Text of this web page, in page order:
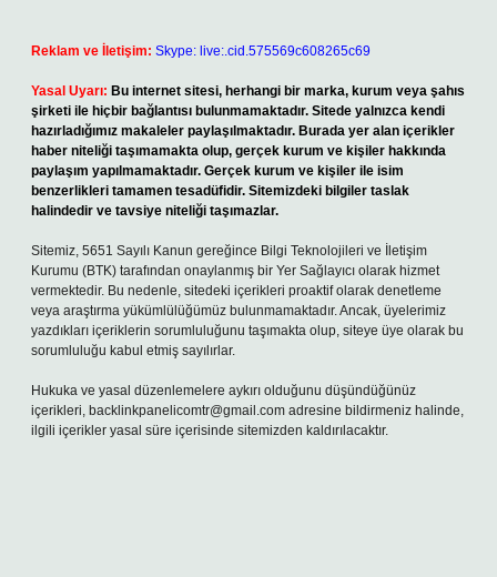
Reklam ve İletişim: Skype: live:.cid.575569c608265c69
Yasal Uyarı: Bu internet sitesi, herhangi bir marka, kurum veya şahıs
şirketi ile hiçbir bağlantısı bulunmamaktadır. Sitede yalnızca kendi
hazırladığımız makaleler paylaşılmaktadır. Burada yer alan içerikler
haber niteliği taşımamakta olup, gerçek kurum ve kişiler hakkında
paylaşım yapılmamaktadır. Gerçek kurum ve kişiler ile isim
benzerlikleri tamamen tesadüfidir. Sitemizdeki bilgiler taslak
halindedir ve tavsiye niteliği taşımazlar.
Sitemiz, 5651 Sayılı Kanun gereğince Bilgi Teknolojileri ve İletişim
Kurumu (BTK) tarafından onaylanmış bir Yer Sağlayıcı olarak hizmet
vermektedir. Bu nedenle, sitedeki içerikleri proaktif olarak denetleme
veya araştırma yükümlülüğümüz bulunmamaktadır. Ancak, üyelerimiz
yazdıkları içeriklerin sorumluluğunu taşımakta olup, siteye üye olarak bu
sorumluluğu kabul etmiş sayılırlar.
Hukuka ve yasal düzenlemelere aykırı olduğunu düşündüğünüz
içerikleri, backlinkpanelicomtr@gmail.com adresine bildirmeniz halinde,
ilgili içerikler yasal süre içerisinde sitemizden kaldırılacaktır.